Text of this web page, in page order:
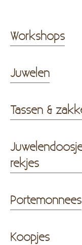
Workshops
Juwelen
Tassen &
rekjes
Portemonnees
Koopjes